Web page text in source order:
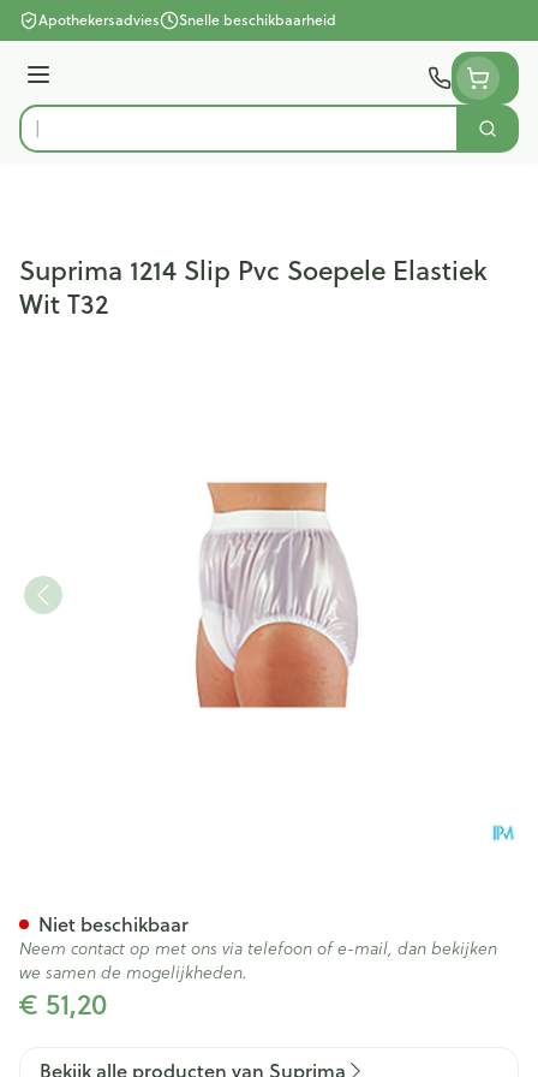
Ga naar de inhoud
Apothekersadvies Snelle beschikbaarheid
Menu
Product, merk, categorie...
Zoek
Suprima 1214 Slip Pvc Soepele Elastiek
Wit T32
€ 51,20
Niet beschikbaar
Neem contact op met ons via telefoon of e-mail, dan bekijken
we samen de mogelijkheden.
Bekijk alle producten van Suprima